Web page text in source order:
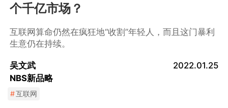
个千亿市场？
互联网算命仍然在疯狂地“收割”年轻人，而且这门暴利
生意仍在持续。
吴文武
NBS新品略
2022.01.25
#互联网